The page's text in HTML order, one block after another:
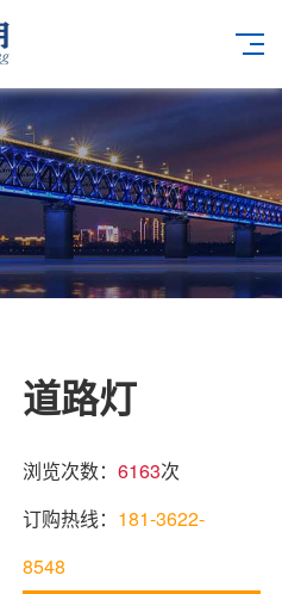
道路灯
浏览次数： 6163次
订购热线： 181-3622-
8548